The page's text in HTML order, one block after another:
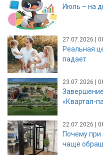
Июль – на
27.07.2026 |
Реальная
падает
23.07.2026 |
«Квартал-
22.07.2026 |
Почему при
чаще